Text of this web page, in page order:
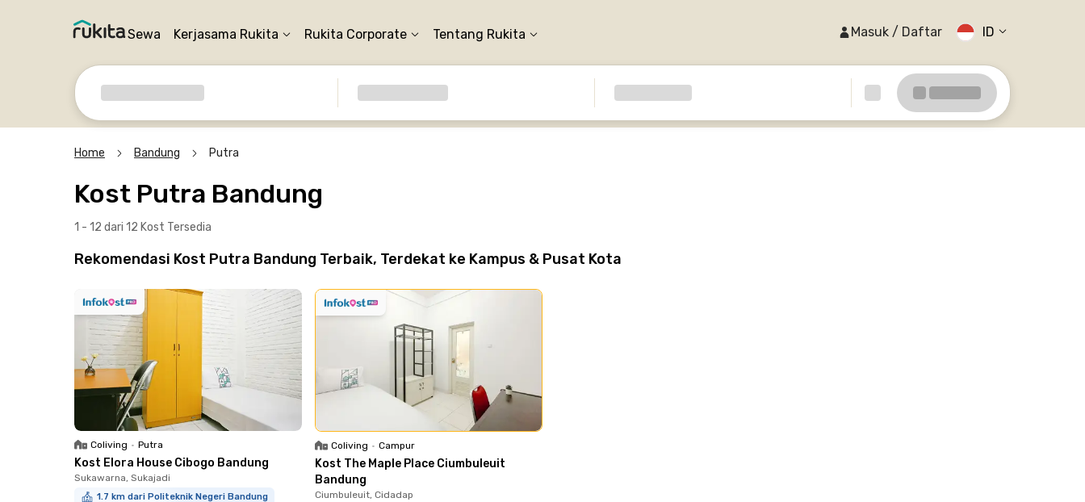
Sewa Kerjasama Rukita Rukita Corporate Tentang Rukita Masuk / Daftar ID
Home Bandung Putra
Kost Putra Bandung
1 - 12 dari 12 Kost Tersedia
Rekomendasi Kost Putra Bandung Terbaik, Terdekat ke Kampus & Pusat Kota
Coliving • Putra
Kost Elora House Cibogo Bandung
Sukawarna, Sukajadi
1.7 km dari Politeknik Negeri Bandung
Coliving • Campur
Kost The Maple Place Ciumbuleuit
Bandung
Ciumbuleuit, Cidadap